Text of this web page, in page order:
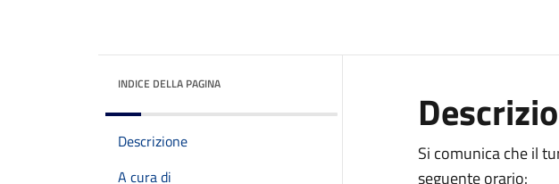
INDICE DELLA PAGINA
Descrizione
A cura di
Si comunica che il
seguente orario: